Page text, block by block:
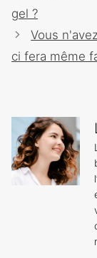
gel ?
Vous
ci fera même